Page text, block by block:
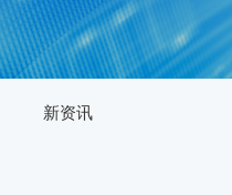
大事件
新研究
新资讯